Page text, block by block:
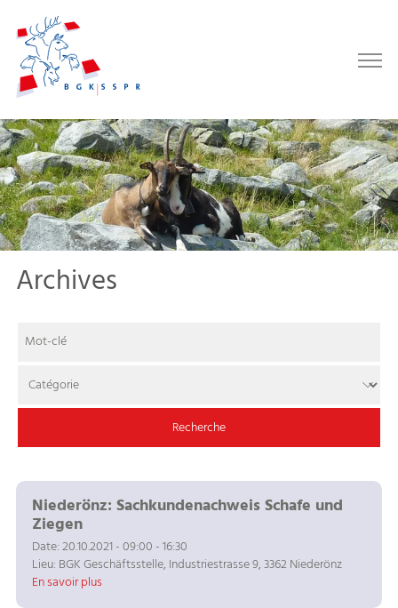
Archives
Mot-clé
Niederönz: Sachkundenachweis Schafe und
Ziegen
Date: 20.10.2021 - 09:00 - 16:30
Lieu: BGK Geschäftsstelle, Industriestrasse 9, 3362 Niederönz
En savoir plus